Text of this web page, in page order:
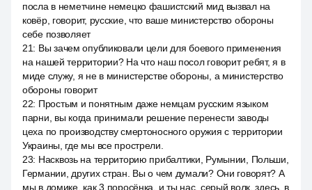
посла в неметчине немецко фашистский мид вызвал на
ковёр, говорит, русские, что ваше министерство обороны
себе позволяет
21: Вы зачем опубликовали цели для боевого применения
на нашей территории? На что наш посол говорит ребят, я в
миде служу, я не в министерстве обороны, а министерство
обороны говорит
22: Простым и понятным даже немцам русским языком
парни, вы когда принимали решение перенести заводы
цеха по производству смертоносного оружия с территории
Украины, где мы все прострели.
23: Насквозь на территорию прибалтики, Румынии, Польши,
Германии, других стран. Вы о чем думали? Они говорят? А
мы в домике, как 3 поросёнка, и ты нас, серый волк, здесь, в